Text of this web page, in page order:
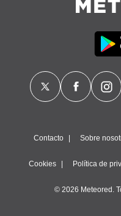
Contacto Sobre
Cookies Política de
© 2026 Meteored.